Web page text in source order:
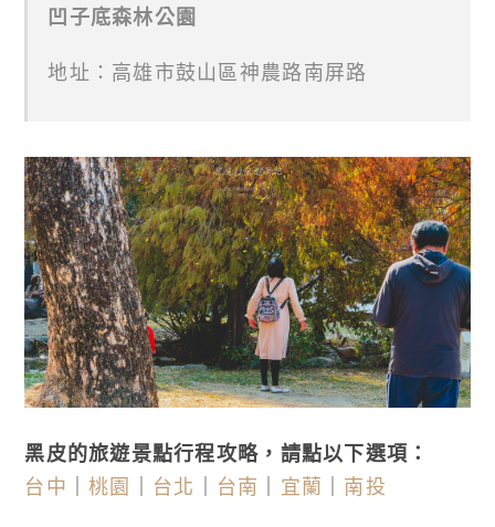
凹子底森林公園
地址：高雄市鼓山區神農路南屏路
黑皮的旅遊景點行程攻略，請點以下選項：
台中 ｜桃園 台北 台南 宜蘭 南投